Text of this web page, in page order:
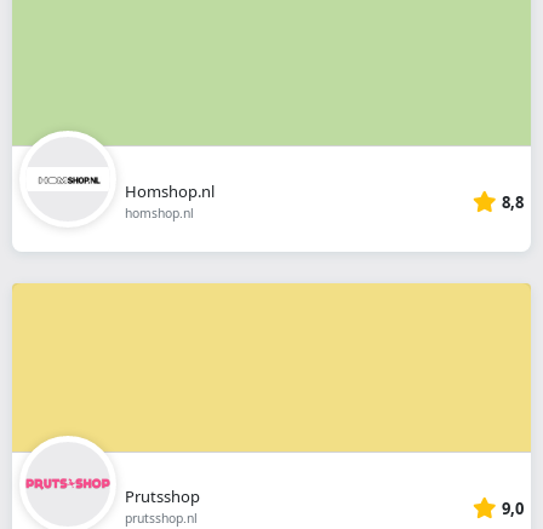
Homshop.nl
homshop.nl 8,8
Prutsshop
prutsshop.nl 9,0